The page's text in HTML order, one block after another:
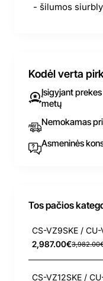
- šilumos
Kodėl verta
Įsigyjant
metų
Nemokamas
Asmeninės
Tos pačios
2,987.00€